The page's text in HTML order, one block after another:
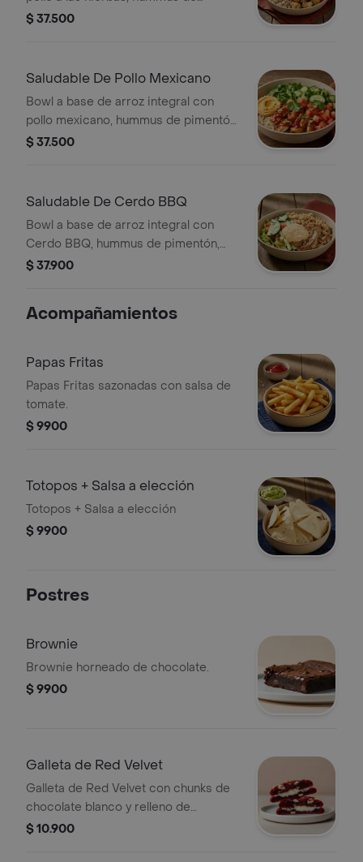
pimentón, pepino, tomate y Lechuga.
$ 37.500
Saludable De Pollo Mexicano
Bowl a base de arroz integral con
pollo mexicano, hummus de pimentón,
pepino, tomate y Lechuga. *Producto
$ 37.500
Saludable De Cerdo BBQ
Bowl a base de arroz integral con
Cerdo BBQ, hummus de pimentón,
pepino, tomate y Lechuga.
$ 37.900
Acompañamientos
Papas Fritas
Papas Fritas sazonadas con salsa de
tomate.
$ 9900
Totopos + Salsa a elección
Totopos + Salsa a elección
$ 9900
Postres
Brownie
Brownie horneado de chocolate.
$ 9900
Galleta de Red Velvet
Galleta de Red Velvet con chunks de
chocolate blanco y relleno de
Cheesecake.
$ 10.900